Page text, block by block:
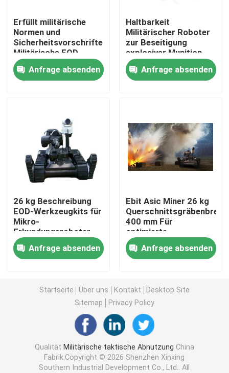
Neuigkeiten
Bitte um ein Angebot
Militärische taktische kugelsichere Weste
Taktischer ballistischer Sturzhelm
Militärische ballistische Platten
Kugelsichere Ausrüstung
Taktischer Gang im Freien
Kampf-taktische Stiefel
Kampf-taktische Weste
Erfüllt militärische
Normen und
Sicherheitsvorschriften
Militärische EOD-
Ausrüstung
Erkennungsfähigkeiten
Anfrage absenden
Haltbarkeit
Militärischer Roboter
zur Beseitigung
explosiver Munition,
der extremen
Bedingungen
standhält
Anfrage absenden
26 kg Beschreibung
EOD-Werkzeugkits für
Mikro-
Erkundungsroboter
Anfrage absenden
Ebit Asic Miner 26 kg
Querschnittsgräbenbreite
400 mm Für
optimierte
Bergbauprozesse
Anfrage absenden
Startseite Über uns Kontakt
Desktop Site
Sitemap
Privacy Policy
Qualität Militärische taktische Abnutzung China
Fabrik.Copyright © 2026 Shenzhen Xinxing
Southern Industrial Development Co., Ltd.. All